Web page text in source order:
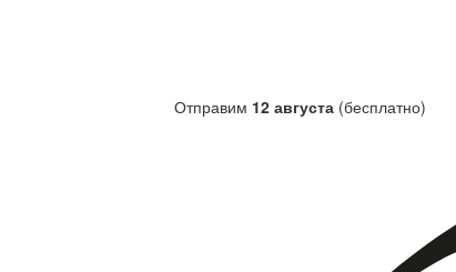
Отправим 12 августа (бесплатно)